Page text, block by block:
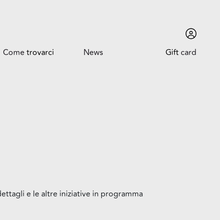
Come trovarci News Giftcard
e le altre iniziative in programma